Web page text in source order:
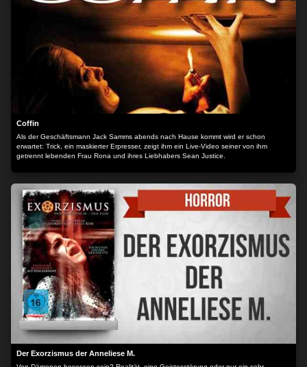
Coffin
Als der Geschäftsmann Jack Samms abends nach Hause kommt wird er schon
erwartet: Trick, ein maskierter Erpresser, zeigt ihm ein Live-Video seiner von ihm
getrennt lebenden Frau Rona und ihres Liebhabers Sean Justice.
Der Exorzismus der Anneliese M.